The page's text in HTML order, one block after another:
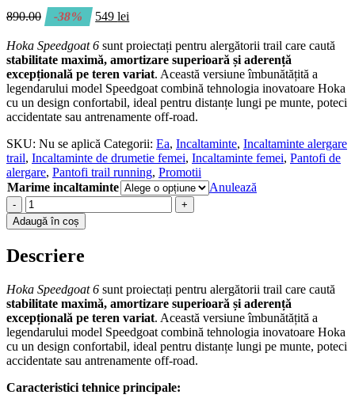
890.00 -38% 549lei
Hoka Speedgoat 6 sunt proiectați pentru alergătorii trail care caută
stabilitate maximă, amortizare superioară și aderență
excepțională pe teren variat. Această versiune îmbunătățită a
legendarului model Speedgoat combină tehnologia inovatoare Hoka
cu un design confortabil, ideal pentru distanțe lungi pe munte, poteci
accidentate sau antrenamente off‑road.
SKU: Nu se aplică Categorii: Ea, Incaltaminte, Incaltaminte alergare
trail, Incaltaminte de drumetie femei, Incaltaminte femei, Pantofi de
alergare, Pantofi trail running, Promotii
Marime incaltaminte
Anulează
-
+
Adaugă în coș
Descriere
Hoka Speedgoat 6 sunt proiectați pentru alergătorii trail care caută
stabilitate maximă, amortizare superioară și aderență
excepțională pe teren variat. Această versiune îmbunătățită a
legendarului model Speedgoat combină tehnologia inovatoare Hoka
cu un design confortabil, ideal pentru distanțe lungi pe munte, poteci
accidentate sau antrenamente off‑road.
Caracteristici tehnice principale: